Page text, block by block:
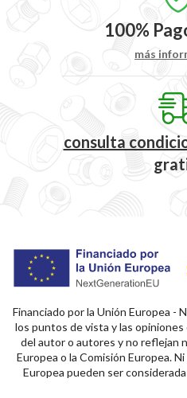
100%
más
consulta
Financiado por la Unión Europea -
los puntos de vista y las
del autor o autores y no reflejan
Europea o la Comisión Europea.
Europea pueden ser